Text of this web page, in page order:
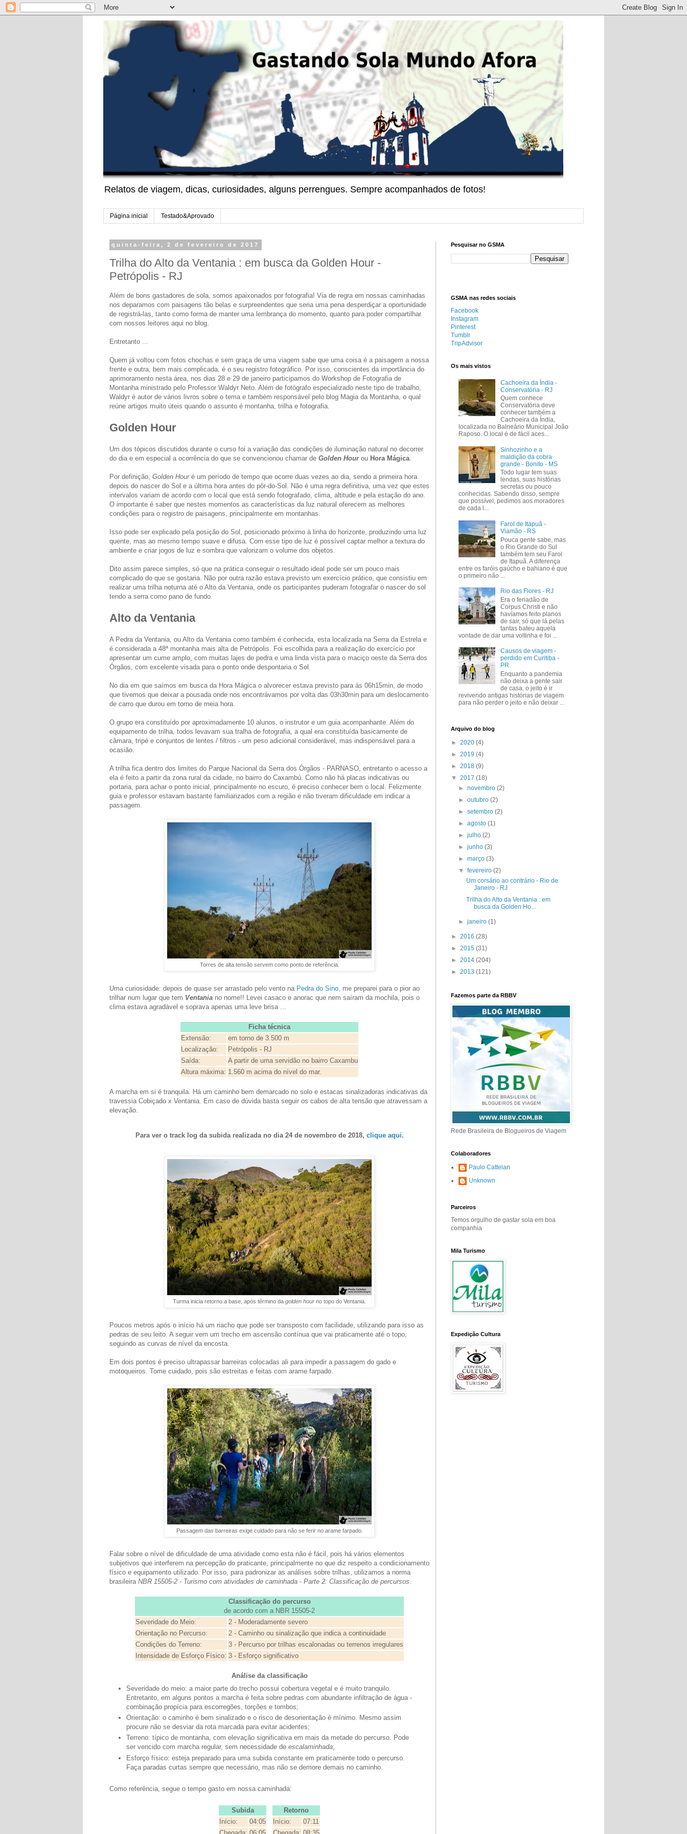
Relatos de viagem, dicas, curiosidades, alguns perrengues. Sempre acompanhados de fotos!
Página inicial Testado&Aprovado
quinta-feira, 2 de fevereiro de 2017
Trilha do Alto da Ventania : em busca da Golden Hour -
Petrópolis - RJ
Além de bons gastadores de sola, somos apaixonados por fotografia! Via de regra em nossas caminhadas
nos deparamos com paisagens tão belas e surpreendentes que seria uma pena desperdiçar a oportunidade
de registrá-las, tanto como forma de manter uma lembrança do momento, quanto para poder compartilhar
com nossos leitores aqui no blog.
Entretanto ...
Quem já voltou com fotos chochas e sem graça de uma viagem sabe que uma coisa é a paisagem a nossa
frente e outra, bem mais complicada, é o seu registro fotográfico. Por isso, conscientes da importância do
aprimoramento nesta área, nos dias 28 e 29 de janeiro participamos do Workshop de Fotografia de
Montanha ministrado pelo Professor Waldyr Neto. Além de fotógrafo especializado neste tipo de trabalho,
Waldyr é autor de vários livros sobre o tema e também responsável pelo blog Magia da Montanha, o qual
reúne artigos muito úteis quando o assunto é montanha, trilha e fotografia.
Golden Hour
Um dos tópicos discutidos durante o curso foi a variação das condições de iluminação natural no decorrer
do dia e em especial a ocorrência do que se convencionou chamar de Golden Hourou Hora Mágica.
Por definição, Golden Houré um período de tempo que ocorre duas vezes ao dia, sendo a primeira hora
depois do nascer do Sol e a última hora antes do pôr-do-Sol. Não é uma regra definitiva, uma vez que estes
intervalos variam de acordo com o local que está sendo fotografado, clima, altitude e pela estação do ano.
O importante é saber que nestes momentos as características da luz natural oferecem as melhores
condições para o registro de paisagens, principalmente em montanhas.
Isso pode ser explicado pela posição do Sol, posicionado próximo à linha do horizonte, produzindo uma luz
quente, mas ao mesmo tempo suave e difusa. Com esse tipo de luz é possível captar melhor a textura do
ambiente e criar jogos de luz e sombra que valorizam o volume dos objetos.
Dito assim parece simples, só que na prática conseguir o resultado ideal pode ser um pouco mais
complicado do que se gostaria. Não por outra razão estava previsto um exercício prático, que consistiu em
realizar uma trilha noturna até o Alto da Ventania, onde os participantes puderam fotografar o nascer do sol
tendo a serra como pano de fundo.
Alto da Ventania
A Pedra da Ventania, ou Alto da Ventania como também é conhecida, esta localizada na Serra da Estrela e
é considerada a 48ª montanha mais alta de Petrópolis. Foi escolhida para a realização do exercício por
apresentar um cume amplo, com muitas lajes de pedra e uma linda vista para o maciço oeste da Serra dos
Órgãos, com excelente visada para o ponto onde despontaria o Sol.
No dia em que saímos em busca da Hora Mágica o alvorecer estava previsto para às 06h15min, de modo
que tivemos que deixar a pousada onde nos encontrávamos por volta das 03h30min para um deslocamento
de carro que durou em torno de meia hora.
O grupo era constituído por aproximadamente 10 alunos, o instrutor e um guia acompanhante. Além do
equipamento de trilha, todos levavam sua tralha de fotografia, a qual era constituída basicamente de
câmara, tripé e conjuntos de lentes / filtros - um peso adicional considerável, mas indispensável para a
ocasião.
A trilha fica dentro dos limites do Parque Nacional da Serra dos Órgãos - PARNASO, entretanto o acesso a
ela é feito a partir da zona rural da cidade, no bairro do Caxambú. Como não há placas indicativas ou
portaria, para achar o ponto inicial, principalmente no escuro, é preciso conhecer bem o local. Felizmente
guia e professor estavam bastante familiarizados com a região e não tiveram dificuldade em indicar a
passagem.
Torres de alta tensão servem como ponto de referência.
Uma curiosidade: depois de quase ser arrastado pelo vento na Pedra do Sino , me preparei para o pior ao
trilhar num lugar que tem Ventania no nome!! Levei casaco e anorac que nem saíram da mochila, pois o
clima estava agradável e soprava apenas uma leve brisa ...
Ficha técnica
Extensão:
em torno de 3.500 m
Localização:
Petrópolis - RJ
Saída:
A partir de uma servidão no bairro Caxambu
Altura máxima: 1.560 m acima do nível do mar.
A marcha em si é tranquila. Há um caminho bem demarcado no solo e estacas sinalizadoras indicativas da
travessia Cobiçado x Ventania. Em caso de dúvida basta seguir os cabos de alta tensão que atravessam a
elevação.
Para ver o track log da subida realizada no dia 24 de novembro de 2018, clique aqui.
Turma inicia retorno a base, após término da golden hour no topo do Ventania.
Poucos metros após o início há um riacho que pode ser transposto com facilidade, utilizando para isso as
pedras de seu leito. A seguir vem um trecho em ascensão contínua que vai praticamente até o topo,
seguindo as curvas de nível da encosta.
Em dois pontos é preciso ultrapassar barreiras colocadas ali para impedir a passagem do gado e
motoqueiros. Tome cuidado, pois são estreitas e feitas com arame farpado.
Passagem das barreiras exige cuidado para não se ferir no arame farpado.
Falar sobre o nível de dificuldade de uma atividade como esta não é fácil, pois há vários elementos
subjetivos que interferem na percepção do praticante, principalmente no que diz respeito a condicionamento
físico e equipamento utilizado. Por isso, para padronizar as análises sobre trilhas, utilizamos a norma
brasileira NBR 15505-2 - Turismo com atividades de caminhada - Parte 2: Classificação de percursos.
Classificação do percurso
de acordo com a NBR 15505-2
Severidade do Meio:
2 - Moderadamente severo
Orientação no Percurso:
2 - Caminho ou sinalização que indica a continuidade
Condições do Terreno:
3 - Percurso por trilhas escalonadas ou terrenos irregulares
Intensidade de Esforço Físico: 3 - Esforço significativo
Análise da classificação
Severidade do meio: a maior parte do trecho possui cobertura vegetal e é muito tranquilo.
Entretanto, em alguns pontos a marcha é feita sobre pedras com abundante infiltração de água -
combinação propícia para escorregões, torções e tombos;
Orientação: o caminho é bem sinalizado e o risco de desorientação é mínimo. Mesmo assim
procure não se desviar da rota marcada para evitar acidentes;
Terreno: típico de montanha, com elevação significativa em mais da metade do percurso. Pode
ser vencido com marcha regular, sem necessidade de escalaminhada;
Esforço físico: esteja preparado para uma subida constante em praticamente todo o percurso.
Faça paradas curtas sempre que necessário, mas não se demore demais no caminho.
Como referência, segue o tempo gasto em nossa caminhada:
Subida
Início:
04:05
Retorno
Início:
07:11
Pesquisar no GSMA
GSMA nas redes sociais
Facebook
Instagram
Pinterest
Tumblr
TripAdvisor
Os mais vistos
Cachoeira da Índia -
Conservatória - RJ
Quem conhece
Conservatória deve
conhecer também a
Cachoeira da Índia,
localizada no Balneário Municipal João
Raposo. O local é de fácil aces...
Sinhozinho e a
maldição da cobra
grande - Bonito - MS
Todo lugar tem suas
lendas, suas histórias
secretas ou pouco
conhecidas. Sabendo disso, sempre
que possível, pedimos aos moradores
de cada l...
Farol de Itapuã -
Viamão - RS
Pouca gente sabe, mas
o Rio Grande do Sul
também tem seu Farol
de Itapuã. A diferença
entre os faróis gaúcho e bahiano é que
o primeiro não ...
Rio das Flores - RJ
Era o feriadão de
Corpus Christi e não
havíamos feito planos
de sair, só que lá pelas
tantas bateu aquela
vontade de dar uma voltinha e foi ...
Causos de viagem -
perdido em Curitiba -
PR
Enquanto a pandemia
não deixa a gente sair
de casa, o jeito é ir
revivendo antigas histórias de viagem
para não perder o jeito e não deixar ...
Arquivo do blog
► 2020 (4)
► 2019 (4)
► 2018 (9)
▼ 2017 (18)
►novembro(2)
►outubro(2)
►setembro(2)
►agosto(1)
►julho(2)
►junho(3)
►março(3)
▼fevereiro(2)
Um corsário ao contrário - Rio de
Janeiro - RJ
Trilha do Alto da Ventania : em
busca da Golden Ho...
►janeiro(1)
► 2016 (28)
► 2015 (31)
► 2014 (204)
► 2013 (121)
Fazemos parte da RBBV
Rede Brasileira de Blogueiros de Viagem
Colaboradores
Paulo Cattelan
Unknown
Parceiros
Temos orgulho de gastar sola em boa
companhia
Mila Turismo
Expedição Cultura